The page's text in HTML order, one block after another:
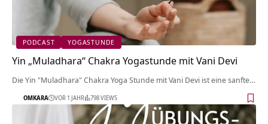
PODCAST YOGASTUNDE
Yin „Muladhara“ Chakra Yogastunde mit Vani Devi
Die Yin "Muladhara" Chakra Yoga Stunde mit Vani Devi ist eine sanfte…
OMKARA VOR 1 JAHR 798 VIEWS